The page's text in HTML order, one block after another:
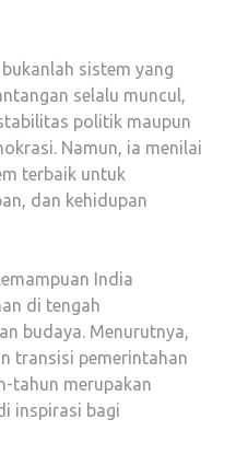
sistem yang
selalu muncul,
politik maupun
Namun, ia menilai
terbaik untuk
dan kehidupan
India
di tengah
budaya. Menurutnya,
transisi pemerintahan
tahun merupakan
inspirasi bagi